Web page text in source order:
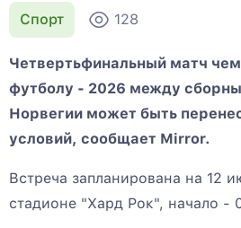
Спорт 128
Четвертьфинальный матч
футболу - 2026 между
Норвегии может быть
условий, сообщает Mirror.
Встреча запланирована на 12
стадионе "Хард Рок", начало -